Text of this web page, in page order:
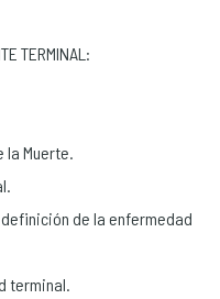
TERMINAL:
la Muerte.
de la enfermedad
terminal.